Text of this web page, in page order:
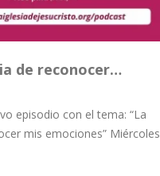
de reconocer…
episodio con el tema: “La
mis emociones” Miércoles